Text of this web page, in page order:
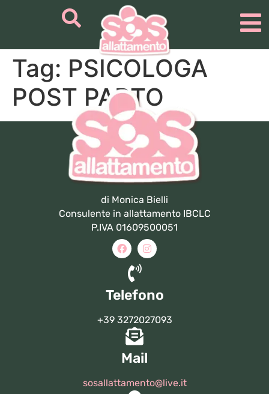
Tag: PSICOLOGA
POST PARTO
di Monica Bielli
Consulente in allattamento IBCLC
P.IVA 01609500051
Telefono
+39 3272027093
Mail
sosallattamento@live.it